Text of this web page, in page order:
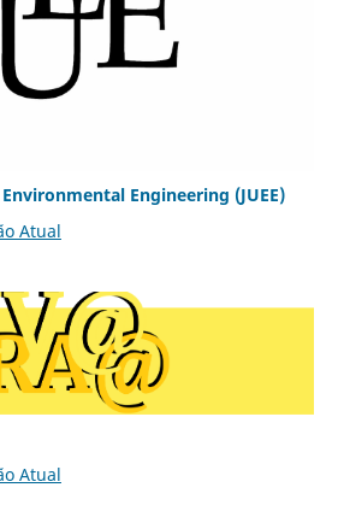
Engineering (JUEE)
Atual
Atual